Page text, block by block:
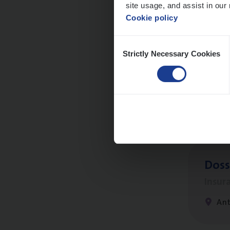
site usage, and assist in our
Cookie policy
Selection
Strictly Necessary Cookies